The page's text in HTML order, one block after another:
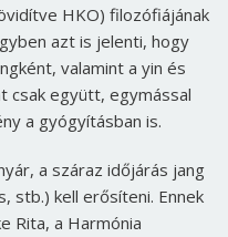
HKO) filozófiájának
azt is jelenti, hogy
valamint a yin és
csak együtt, egymással
a gyógyításban is.
a száraz időjárás jang
stb.) kell erősíteni. Ennek
Rita, a Harmónia